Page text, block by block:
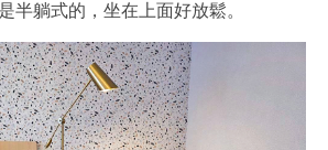
半躺式的，坐在上面好放鬆。